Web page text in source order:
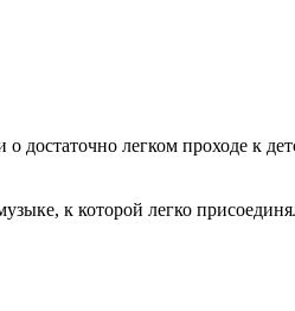
достаточно легком проходе к
к которой легко